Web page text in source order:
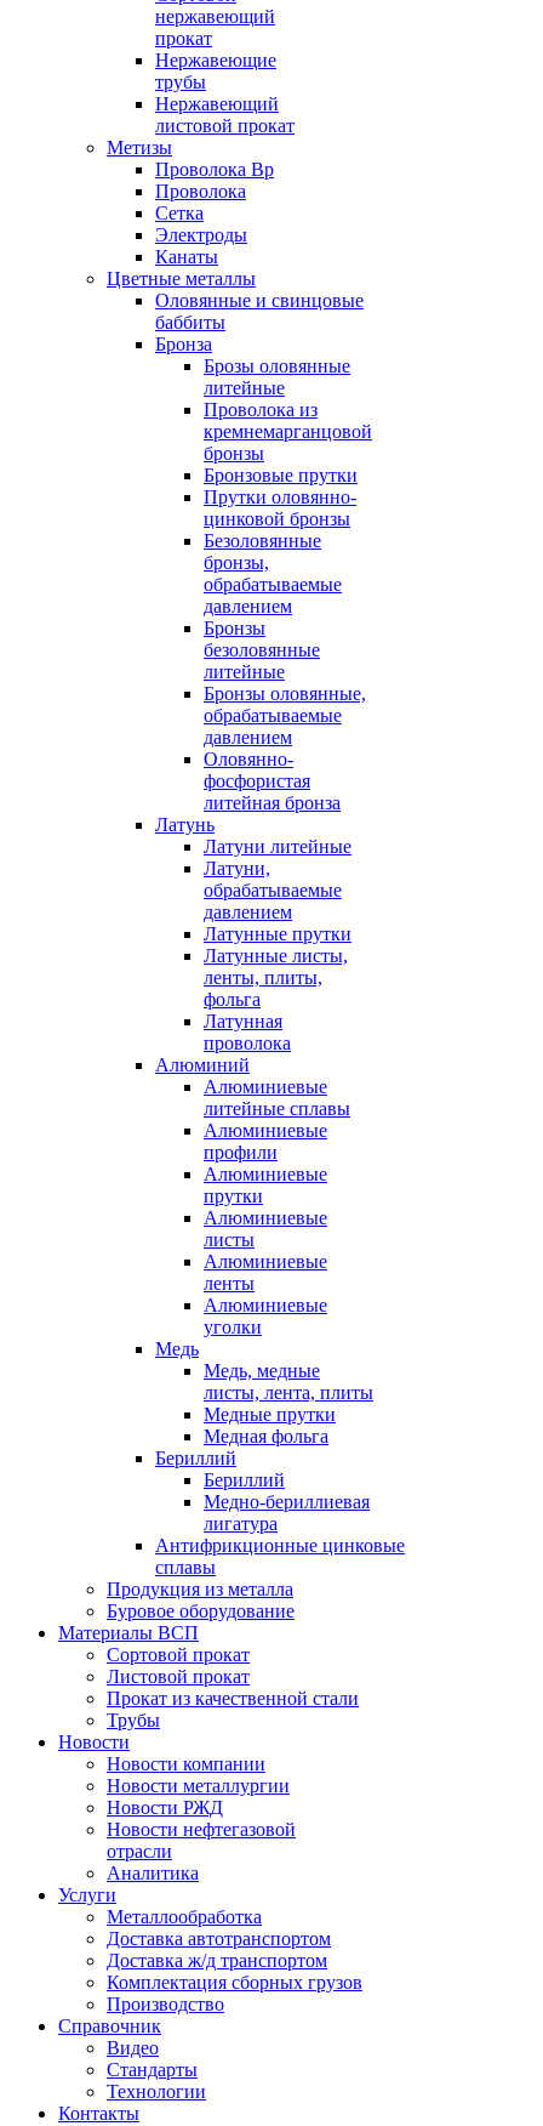
нержавеющий
прокат
Нержавеющие
трубы
Нержавеющий
листовой прокат
Метизы
Проволока Вр
Проволока
Сетка
Электроды
Канаты
Цветные металлы
Оловянные и свинцовые
баббиты
Бронза
Брозы оловянные
литейные
Проволока из
кремнемарганцовой
бронзы
Бронзовые прутки
Прутки оловянно-
цинковой бронзы
Безоловянные
бронзы,
обрабатываемые
давлением
Бронзы
безоловянные
литейные
Бронзы оловянные,
обрабатываемые
давлением
Оловянно-
фосфористая
литейная бронза
Латунь
Латуни литейные
Латуни,
обрабатываемые
давлением
Латунные прутки
Латунные листы,
ленты, плиты,
фольга
Латунная
проволока
Алюминий
Алюминиевые
литейные сплавы
Алюминиевые
профили
Алюминиевые
прутки
Алюминиевые
листы
Алюминиевые
ленты
Алюминиевые
уголки
Медь
Медь, медные
листы, лента, плиты
Медные прутки
Медная фольга
Бериллий
Бериллий
Медно-бериллиевая
лигатура
Антифрикционные цинковые
сплавы
Продукция из металла
Буровое оборудование
Материалы ВСП
Сортовой прокат
Листовой прокат
Прокат из качественной стали
Трубы
Новости
Новости компании
Новости металлургии
Новости РЖД
Новости нефтегазовой
отрасли
Аналитика
Услуги
Металлообработка
Доставка автотранспортом
Доставка ж/д транспортом
Комплектация сборных грузов
Производство
Справочник
Видео
Стандарты
Технологии
Контакты